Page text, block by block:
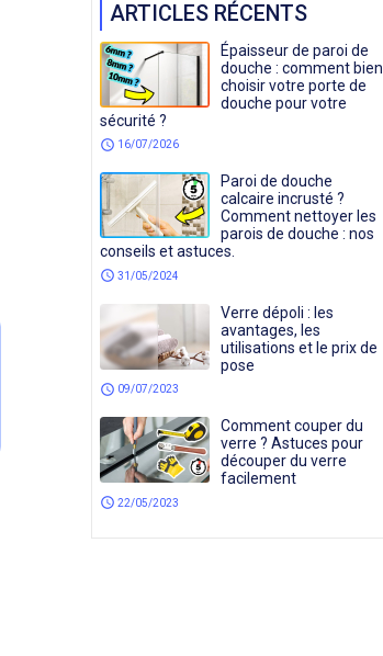
ARTICLES RÉCENTS
Épaisseur de paroi de
douche : comment bien
choisir votre porte de
douche pour votre
sécurité ?
schedule 16/07/2026
Paroi de douche
calcaire incrusté ?
Comment nettoyer les
parois de douche : nos
conseils et astuces.
schedule 31/05/2024
Verre dépoli : les
avantages, les
utilisations et le prix de
pose
schedule 09/07/2023
Comment couper du
verre ? Astuces pour
découper du verre
facilement
schedule 22/05/2023